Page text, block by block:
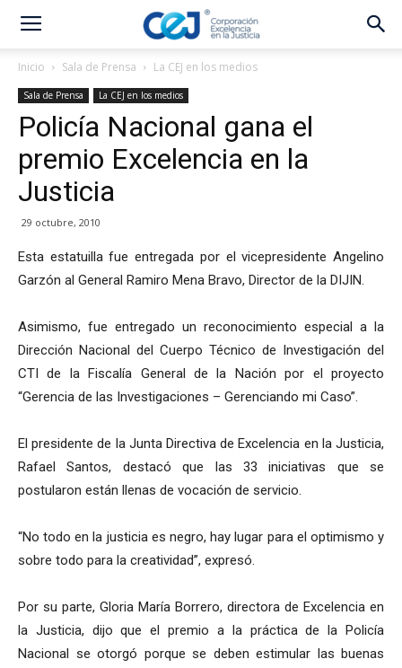
Inicio Sala de Prensa La CEJ en los medios
Sala de Prensa La CEJ en los medios
Policía Nacional gana el
premio Excelencia en la
Justicia
29 octubre, 2010
Esta estatuilla fue entregada por el vicepresidente Angelino
Garzón al General Ramiro Mena Bravo, Director de la DIJIN.
Asimismo, fue entregado un reconocimiento especial a la
Dirección Nacional del Cuerpo Técnico de Investigación del
CTI de la Fiscalía General de la Nación por el proyecto
“Gerencia de las Investigaciones – Gerenciando mi Caso”.
El presidente de la Junta Directiva de Excelencia en la Justicia,
Rafael Santos, destacó que las 33 iniciativas que se
postularon están llenas de vocación de servicio.
“No todo en la justicia es negro, hay lugar para el optimismo y
sobre todo para la creatividad”, expresó.
Por su parte, Gloria María Borrero, directora de Excelencia en
la Justicia, dijo que el premio a la práctica de la Policía
Nacional se otorgó porque se deben estimular las buenas